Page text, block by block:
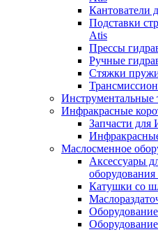
Кантователи
Подставки
Atis
Прессы
Ручные
Стяжки
Инструментальные
Инфракрасные
Запчасти
Маслосменное
Аксессуары
Катушки со